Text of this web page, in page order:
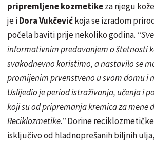
pripremljene kozmetikeza njegu
je iDora Vukčevićkoja se izradom
počela baviti prije nekoliko godina.
informativnim predavanjem o štetnosti
svakodnevno koristimo, a nastavilo se
promijenim prvenstveno u svom domu i
Uslijedio je period istraživanja, učenja i
koji su od pripremanja kremica za mene
Reciklozmetike.''Dorinereciklozmetičke
isključivo od hladnoprešanihbiljnih ulja,